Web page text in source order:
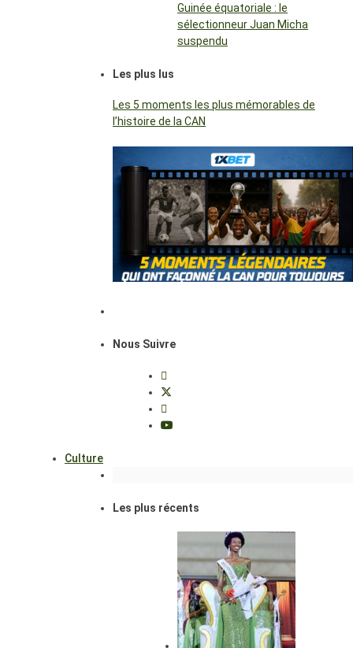
Guinée équatoriale : le
sélectionneur Juan Micha
suspendu
Les plus lus
Les 5 moments les plus mémorables de
l’histoire de la CAN
Nous Suivre
Culture
Les plus récents